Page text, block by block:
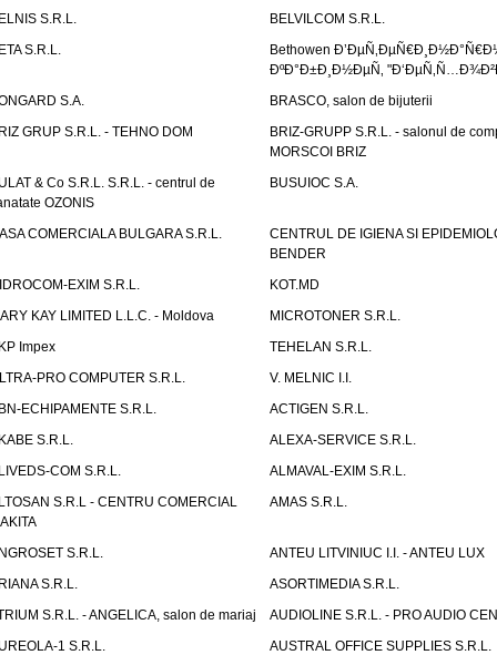
S.R.L.
BELVILCOM S.R.L.
S.R.L.
Bethowen
ÐºÐ°Ð±Ð¸Ð½ÐµÑ‚
S.A.
BRASCO, salon de bijuterii
GRUP S.R.L. - TEHNO DOM
BRIZ-GRUPP S.R.L. - salonul de
MORSCOI BRIZ
& Co S.R.L. S.R.L. - centrul de
OZONIS
BUSUIOC S.A.
COMERCIALA BULGARA S.R.L.
CENTRUL DE IGIENA SI
BENDER
EXIM S.R.L.
KOT.MD
KAY LIMITED L.L.C. - Moldova
MICROTONER S.R.L.
Impex
TEHELAN S.R.L.
PRO COMPUTER S.R.L.
V. MELNIC I.I.
ECHIPAMENTE S.R.L.
ACTIGEN S.R.L.
S.R.L.
ALEXA-SERVICE S.R.L.
COM S.R.L.
ALMAVAL-EXIM S.R.L.
S.R.L - CENTRU COMERCIAL
AMAS S.R.L.
S.R.L.
ANTEU LITVINIUC I.I. - ANTEU LUX
S.R.L.
ASORTIMEDIA S.R.L.
S.R.L. - ANGELICA, salon de mariaj
AUDIOLINE S.R.L. - PRO AUDIO
1 S.R.L.
AUSTRAL OFFICE SUPPLIES S.R.L.